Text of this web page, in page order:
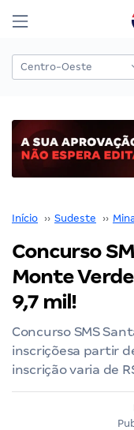
Início ›› Sudeste ››
Concurso
Monte
9,7 mil!
Concurso SMS
inscriçõesa partir
inscrição varia de